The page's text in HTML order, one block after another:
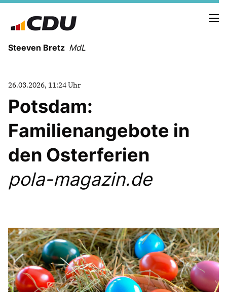
Steeven Bretz MdL
VITA
WAHLKREISBESUCHE
PRESSEFOTOS
MEIN BÜRGERBÜRO
Anträge CDU
Kleine Anfragen
CDU Deutschland
26.03.2026, 11:24 Uhr
Potsdam:
Familienangebote in
den Osterferien
pola-magazin.de